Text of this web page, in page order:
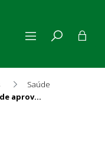
Saúde
Por 3 votos a 2, Comissão de Saúde aprova Cleber Monteiro para presidência do Iges-DF